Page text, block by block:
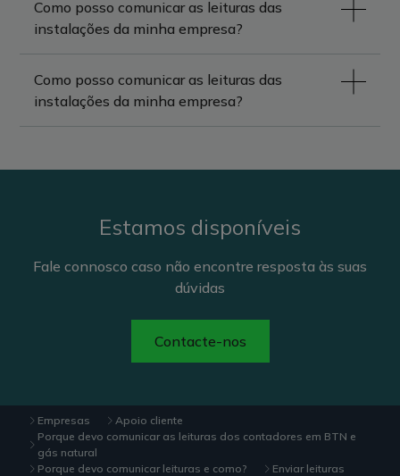
Como posso comunicar as leituras das
instalações da minha empresa?
Como posso comunicar as leituras das
instalações da minha empresa?
Estamos disponíveis
Fale connosco caso não encontre resposta às suas
dúvidas
Contacte-nos
Empresas
Apoio cliente
Porque devo comunicar as leituras dos contadores em BTN e
gás natural
Porque devo comunicar leituras e como?
Enviar leituras